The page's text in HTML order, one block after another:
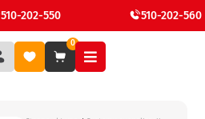
510-202-550 510-202-560
0